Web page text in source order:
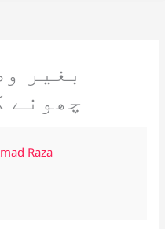
بغیر
چھونے
Raza